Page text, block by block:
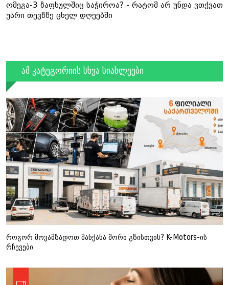
ომეგა-3 ზაფხულშიც საჭიროა? - რატომ არ უნდა ვთქვათ
უარი თევზზე ცხელ დღეებში
ამ კატეგორიის სხვა სიახლეები
როგორ მოვამზადოთ მანქანა შორი გზისთვის? K-Motors-ის
რჩევები